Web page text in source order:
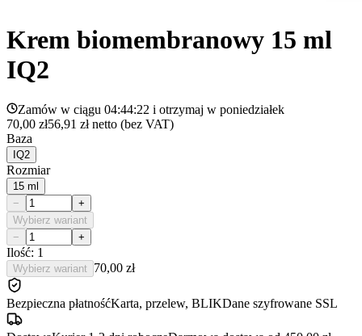
Krem biomembranowy 15 ml
IQ2
Zamów w ciągu 04:44:22 i otrzymaj w poniedziałek
70,00 zł56,91 zł netto (bez VAT)
Baza
IQ2
Rozmiar
15 ml
−
+
Wybierz wariant
−
+
Ilość: 1
Wybierz wariant 70,00 zł
Bezpieczna płatnośćKarta, przelew, BLIKDane szyfrowane SSL